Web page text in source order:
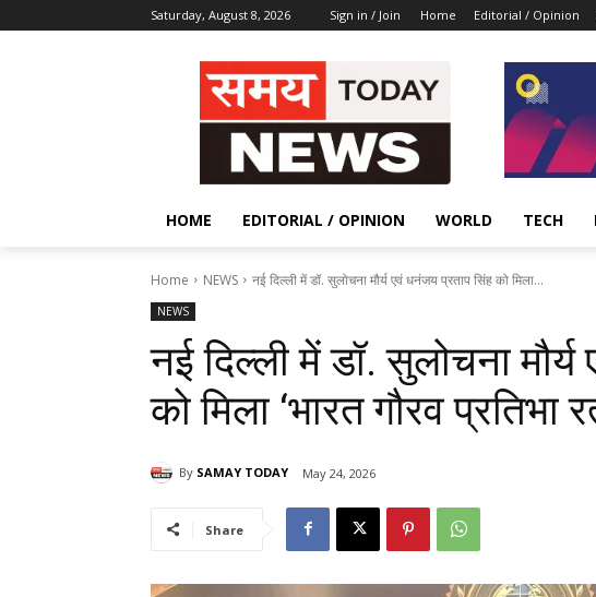
Saturday, August 8, 2026 Sign in / Join Home Editorial / Opinion
HOME EDITORIAL / OPINION WORLD TECH
Home NEWS नई दिल्ली में डॉ. सुलोचना मौर्य एवं धनंजय प्रताप सिंह को मिला...
NEWS
नई दिल्ली में डॉ. सुलोचना
को मिला ‘भारत गौरव प्रतिभा
By SAMAY TODAY May 24, 2026
Share